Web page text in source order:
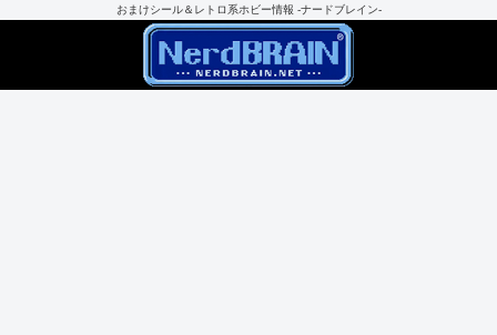
おまけシール＆レトロ系ホビー情報 -ナードブレイン-